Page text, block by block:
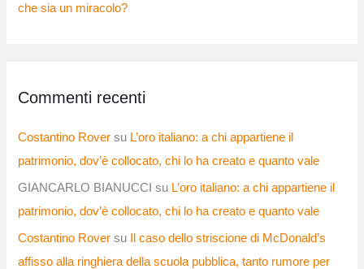
che sia un miracolo?
Commenti recenti
Costantino Rover su L’oro italiano: a chi appartiene il
patrimonio, dov’è collocato, chi lo ha creato e quanto vale
GIANCARLO BIANUCCI su L’oro italiano: a chi appartiene il
patrimonio, dov’è collocato, chi lo ha creato e quanto vale
Costantino Rover su Il caso dello striscione di McDonald’s
affisso alla ringhiera della scuola pubblica, tanto rumore per